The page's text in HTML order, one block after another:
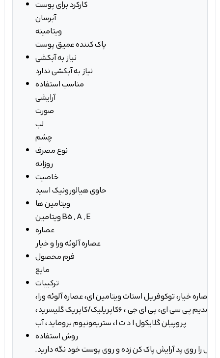
کارکرد برای پوست
آبرسان
ویتامینه
پاک کننده عمیق پوست
نیاز به آبکشی
نیاز به آبکشی ندارد
مناسب استفاده
آرایشی
صورت
لب
چشم
نوع مصرف
روزانه
خاصیت
حاوی هیالورونیک اسید
ویتامین ها
ویتامین B5 , A , E
عصاره
عصاره آلوئه ورا و خیار
فرم محصول
مایع
ترکیبات
عصاره خیار، توکوفریل استات ویتامین ای، عصاره آلوئه ورا،
آلانتوئین، پنتنول، سدیم پی سی ای، پی ای جی ، 6کاپریلیک/کاپریک گلیسرید،
پروپیلن گلایکول ا د ت ا، ستریمونیوم بروماید، آب
روش استفاده
را روی پد آرایش پاک کن زده و روی پوست خود نگه دارید.